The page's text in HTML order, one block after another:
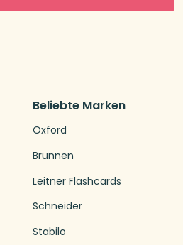
Beliebte Marken
Oxford
Brunnen
Leitner Flashcards
Schneider
Stabilo